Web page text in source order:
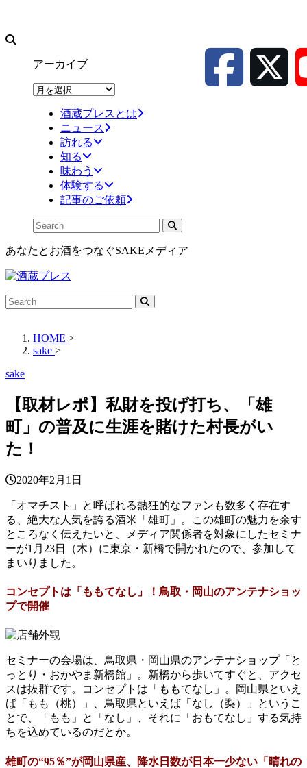
アーカイブ
ア
酒蔵プレスとは
ニュース
訪れる
知る
味わう
体験する
記事のご依頼
あなたとお酒をつなぐSAKEメディア
HOME >
sake >
sake
【取材レポ】私財を投げ打ち、「雄
町」の普及に生涯を賭けた村長がい
た！
2020年2月1日
「オマチスト」と呼ばれる熱狂的なファンも数多く存在す
る、絶大な人気を誇る酒米「雄町」。この雄町の魅力を余す
ところなく伝えたいと、メディア関係者を対象にしたセミナ
ーが1月23日（木）に東京・新橋で開かれたので、参加して
まいりました。
コンセプトは「ももてなし」！鳥取・岡山のアンテナショッ
プで開催
セミナーの会場は、鳥取県・岡山県のアンテナショップ「と
っとり・おかやま新橋館」。新橋から歩いてすぐと、アクセ
スは抜群です。コンセプトは「ももてなし」。岡山県といえ
ば「もも（桃）」、鳥取県といえば「なし（梨）」というこ
とで、「もも」と「なし」、それに「おもてなし」する気持
ちを込めているのだとか。
雄町の“95％”が岡山県産、降水日数が日本一少ない「晴れの